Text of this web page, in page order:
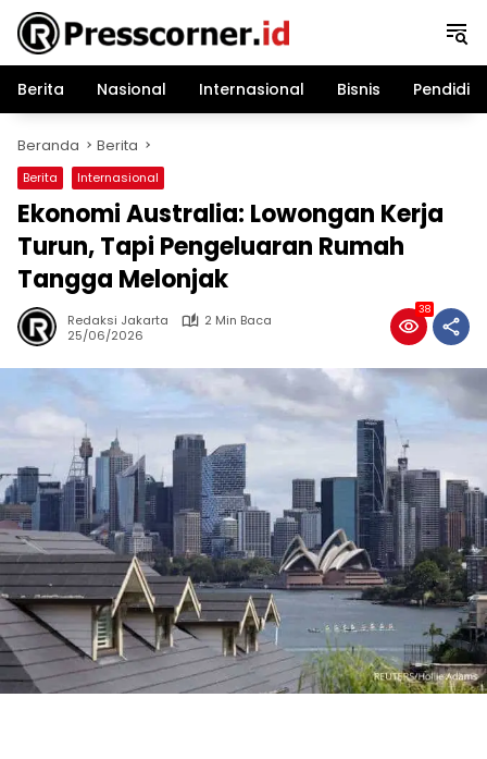
Langsung
konten
Berita
Nasional Internasional Bisnis
Beranda Berita
Berita Internasional
Ekonomi Australia: Lowongan Kerja
Turun, Tapi Pengeluaran Rumah
Tangga Melonjak
Redaksi Jakarta
2 Min Baca
25/06/2026
38